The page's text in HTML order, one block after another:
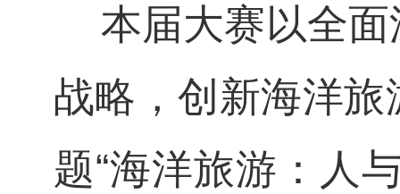
本届大赛以全面
战略，创新海洋
题“海洋旅游：人